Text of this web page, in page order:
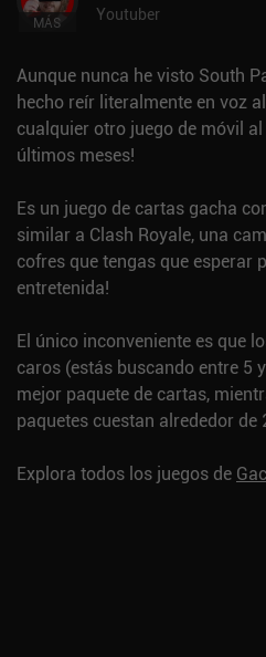
MÁS Youtuber
Aunque nunca he visto South
hecho reír literalmente en voz
cualquier otro juego de móvil
últimos meses!
Es un juego de cartas gacha
similar a Clash Royale, una
cofres que tengas que esperar
entretenida!
El único inconveniente es que
caros (estás buscando entre 5
mejor paquete de cartas,
paquetes cuestan alrededor de
Explora todos los juegos de